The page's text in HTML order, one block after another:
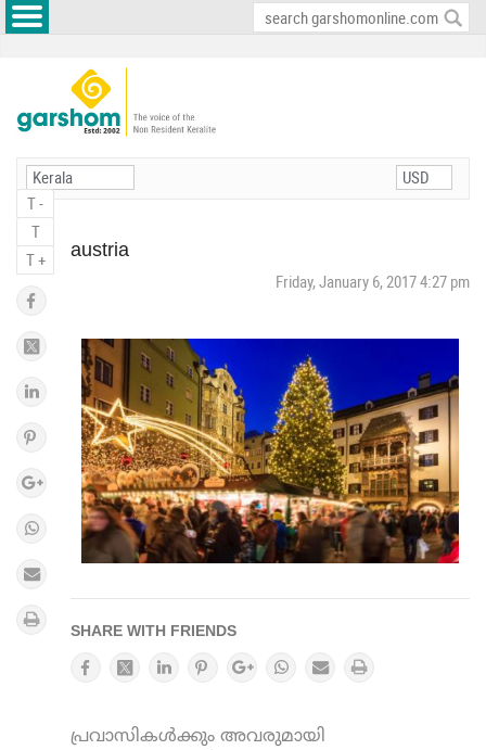
T -
T
T +
austria
Friday, January 6, 2017 4:27 pm
SHARE WITH FRIENDS
പ്രവാസികൾക്കും അവരുമായി